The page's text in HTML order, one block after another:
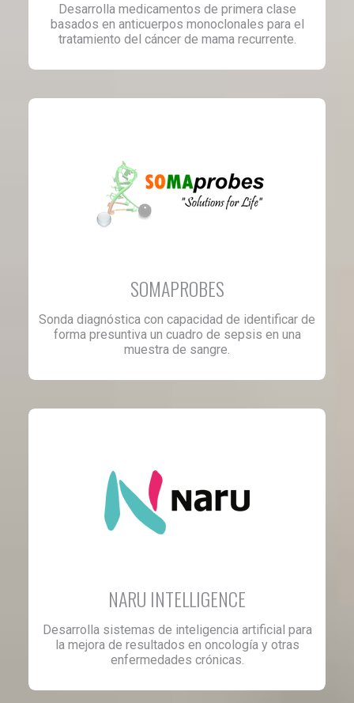
Desarrolla medicamentos de primera clase
basados en anticuerpos monoclonales para el
tratamiento del cáncer de mama recurrente.
SOMAPROBES
Sonda diagnóstica con capacidad de identificar de
forma presuntiva un cuadro de sepsis en una
muestra de sangre.
NARU INTELLIGENCE
Desarrolla sistemas de inteligencia artificial para
la mejora de resultados en oncología y otras
enfermedades crónicas.